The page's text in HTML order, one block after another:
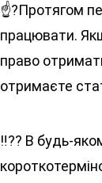
☝?Протягом
працювати.
право
отримаєте
‼️?? В будь-